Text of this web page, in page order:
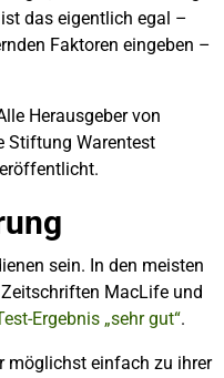
das eigentlich egal –
Faktoren eingeben –
Herausgeber von
Stiftung Warentest
sein. In den meisten
Zeitschriften MacLife und
Ergebnis „sehr gut“.
möglichst einfach zu ihrer